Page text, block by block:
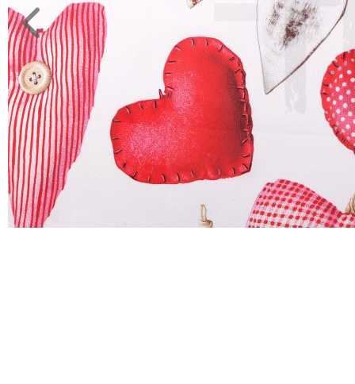
anyag
JELMEZ-
PARTY
KELLÉK
ESKÜVŐRE
KÉSZÜLÜNK
FÜRDŐSZOBA
GYEREKSZOBA
NAPPALI
HÁLÓSZOBA